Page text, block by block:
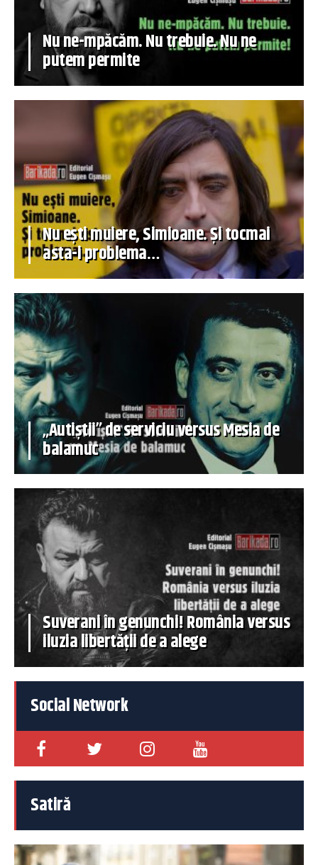
Nu ne-mpăcăm. Nu trebuie. Nu ne
putem permite
Nu ești muiere, Simioane. Și tocmai
asta-i problema…
„Autiștii” de serviciu versus Mesia de
balamuc
Suverani în genunchi! România versus
iluzia libertății de a alege
Social Network
Satiră